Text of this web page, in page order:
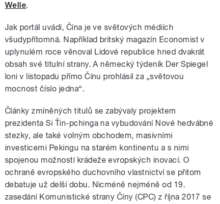
Welle.
Jak portál uvádí, Čína je ve světových médiích
všudypřítomná. Například britský magazín Economist v
uplynulém roce věnoval Lidové republice hned dvakrát
obsah své titulní strany. A německý týdeník Der Spiegel
loni v listopadu přímo Čínu prohlásil za „světovou
mocnost číslo jedna“.
Články zmíněných titulů se zabývaly projektem
prezidenta Si Ťin-pchinga na vybudování Nové hedvábné
stezky, ale také volným obchodem, masivními
investicemi Pekingu na starém kontinentu a s nimi
spojenou možností krádeže evropských inovací. O
ochraně evropského duchovního vlastnictví se přitom
debatuje už delší dobu. Nicméně nejméně od 19.
zasedání Komunistické strany Číny (CPC) z října 2017 se